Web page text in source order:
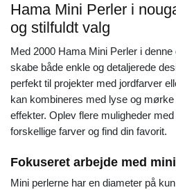
Hama Mini Perler i
og stilfuldt valg
Med 2000 Hama Mini Perler i
skabe både enkle og detaljerede
perfekt til projekter med jordfarver
kan kombineres med lyse og
effekter. Oplev flere muligheder med
forskellige farver og find din favorit.
Fokuseret arbejde med
Mini perlerne har en diameter på